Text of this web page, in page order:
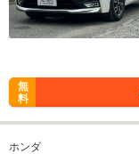
無
料
ホンダ